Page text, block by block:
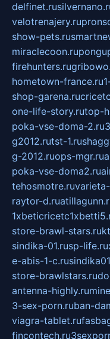
delfinet.ru
velotrenajery.ru
show-pets.ru
miraclecoon.ru
firehunters.ru
hometown-france.ru
shop-garena.ru
one-life-story.rutop-
poka-vse-doma-2.ru
g2012.rutst-1.ru
g-2012.ruops-mgr.ru
poka-vse-doma2.ru
tehosmotre.ru
raytor-d.ru
store-brawl-stars.ru
sindika-01.rusp-life.ru
e-abis-1-c.ru
store-brawlstars.ru
antenna-highly.ru
3-sex-porn.ruban-
viagra-tablet.ru
fincontech.ru